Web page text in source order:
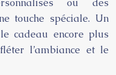
ou des
touche spéciale. Un
cadeau encore plus
l’ambiance et le